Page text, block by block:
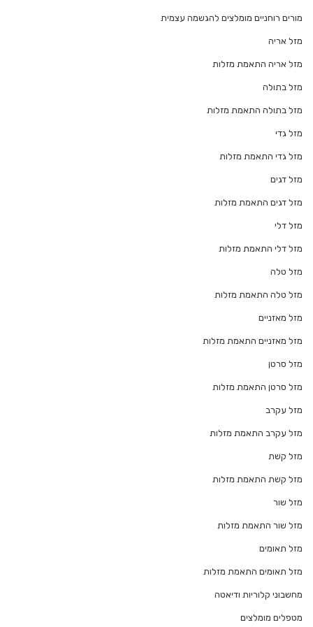
מורים רוחניים מומלצים להגשמה עצמית
מזל אריה
מזל אריה התאמת מזלות
מזל בתולה
מזל בתולה התאמת מזלות
מזל גדי
מזל גדי התאמת מזלות
מזל דגים
מזל דגים התאמת מזלות
מזל דלי
מזל דלי התאמת מזלות
מזל טלה
מזל טלה התאמת מזלות
מזל מאזניים
מזל מאזניים התאמת מזלות
מזל סרטן
מזל סרטן התאמת מזלות
מזל עקרב
מזל עקרב התאמת מזלות
מזל קשת
מזל קשת התאמת מזלות
מזל שור
מזל שור התאמת מזלות
מזל תאומים
מזל תאומים התאמת מזלות
מחשבוני קלוריות ודיאטה
מטפלים מומלצים